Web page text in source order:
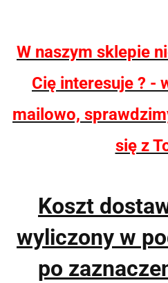
W naszym sklepie
Cię interesuje ? -
mailowo,
się z
Koszt
wyliczony w
po